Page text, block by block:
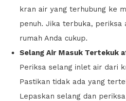
kran air yang terhubung ke
penuh. Jika terbuka, periksa
rumah Anda cukup.
Selang Air Masuk Tertekuk
Periksa selang inlet air dari
Pastikan tidak ada yang
Lepaskan selang dan